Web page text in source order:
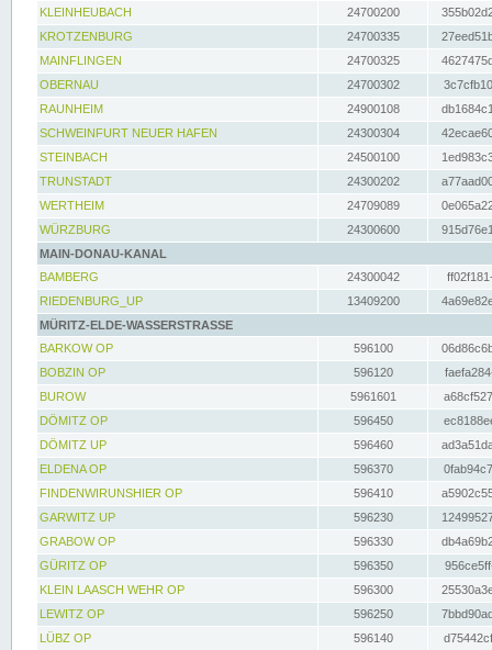
KLEINHEUBACH 24700200
KROTZENBURG
24700335
MAINFLINGEN
24700325
OBERNAU
24700302
RAUNHEIM
24900108
SCHWEINFURT NEUER HAFEN
24300304
STEINBACH
24500100
TRUNSTADT
24300202
WERTHEIM
24709089
WÜRZBURG
24300600
MAIN-DONAU-KANAL
BAMBERG
24300042
RIEDENBURG_UP
13409200
MÜRITZ-ELDE-WASSERSTRASSE
BARKOW OP
596100
BOBZIN OP
596120
BUROW
5961601
DÖMITZ OP
596450
DÖMITZ UP
596460
ELDENA OP
596370
FINDENWIRUNSHIER OP
596410
GARWITZ UP
596230
GRABOW OP
596330
GÜRITZ OP
596350
KLEIN LAASCH WEHR OP
596300
LEWITZ OP
596250
LÜBZ OP
596140